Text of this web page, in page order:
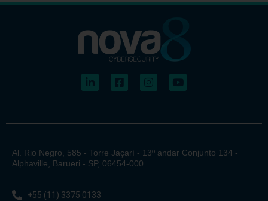
Al. Rio Negro, 585 - Torre Jaçarí - 13º andar Conjunto 134 -
Alphaville, Barueri - SP, 06454-000
+55 (11) 3375 0133